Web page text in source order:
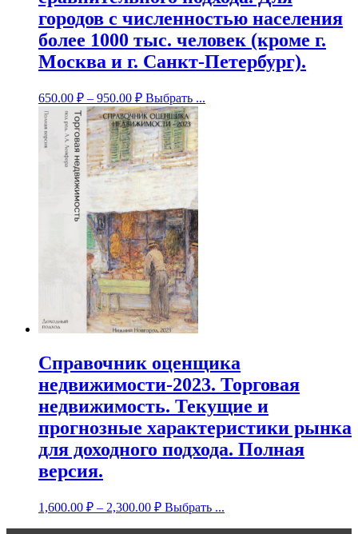
городов с численностью населения
более 1000 тыс. человек (кроме г.
Москва и г. Санкт-Петербург).
650.00 ₽ – 950.00 ₽ Выбрать ...
Справочник оценщика
недвижимости-2023. Торговая
недвижимость. Текущие и
прогнозные характеристики рынка
для доходного подхода. Полная
версия.
1,600.00 ₽ – 2,300.00 ₽ Выбрать ...